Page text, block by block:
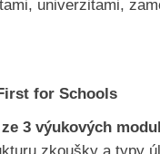
univerzitami,
for Schools
3 výukových